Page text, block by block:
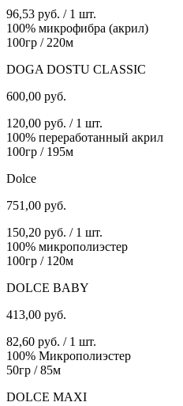
96,53 руб. / 1 шт.
100% микрофибра (акрил)
100гр / 220м
DOGA DOSTU CLASSIC
600,00 руб.
120,00 руб. / 1 шт.
100% переработанный акрил
100гр / 195м
Dolce
751,00 руб.
150,20 руб. / 1 шт.
100% микрополиэстер
100гр / 120м
DOLCE BABY
413,00 руб.
82,60 руб. / 1 шт.
100% Микрополиэстер
50гр / 85м
DOLCE MAXI